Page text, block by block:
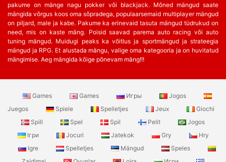
pakume on mänge nagu pokker või blackjack. Mõned mängud saate
mängida võrgus koos oma sõpradega, populaarsemaid multiplayer mängud
on piljard, male ja kabe. Pakume ka erinevaid tasuta mängud tüdrukud on
need, mis on kaste mäng. Poisid saavad parema auto racing või auto
tuning mängud. Muidugi peaks ka võitlus ja sportmängud ja strateegia
mängud ja RPG. Et alustada mängu, valige oma kategooria ja on huvitatud
mängimise. Aeg mängida kõige põnevam mäng!!!
Games Games Игры
Jogos
Juegos
Spiele Spelletjes Jeux
Giochi
Spill
Spel Spil Pelit
Jogos
Ігри
Jocuri Jatekok Gry
Hry
Igre
Spelletjes Mängud
Speles